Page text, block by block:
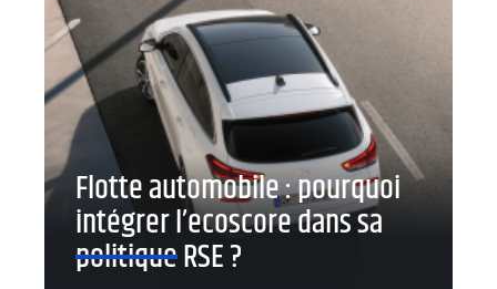
Flotte automobile : pourquoi
intégrer l’ecoscore dans sa
politique RSE ?